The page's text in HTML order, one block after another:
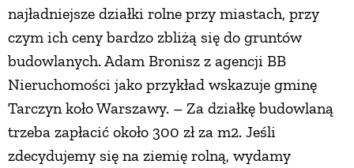
najładniejsze działki rolne przy miastach, przy
czym ich ceny bardzo zbliżą się do gruntów
budowlanych. Adam Bronisz z agencji BB
Nieruchomości jako przykład wskazuje gminę
Tarczyn koło Warszawy. – Za działkę budowlaną
trzeba zapłacić około 300 zł za m2. Jeśli
zdecydujemy się na ziemię rolną, wydamy